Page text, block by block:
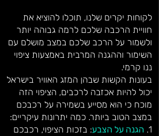
לקוחות יקרים שלנו, תוכלו להוציא את
חוויית הרכבה שלכם לרמה גבוהה יותר
ולשמור על הרכב שלכם במצב מושלם עם
השימור וההגנה המרבית באמצעות ציפוי
ננו קרמי.
בעונות הקשות שבהן המזג האוויר בישראל
יכול להיות אכזבה לרכבים, הציפוי הזה
מוכח כי הוא מסייע בשמירה על רכבכם
במצב הטוב ביותר. כמה יתרונות עיקריים:
1. הגנה על הצבע: בזכות הציפוי, רכבכם